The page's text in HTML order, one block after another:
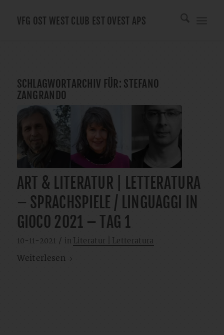
VFG OST WEST CLUB EST OVEST APS
SCHLAGWORTARCHIV FÜR: STEFANO
ZANGRANDO
ART & LITERATUR | LETTERATURA
– SPRACHSPIELE / LINGUAGGI IN
GIOCO 2021 – TAG 1
10-11-2021 / in Literatur | Letteratura
Weiterlesen